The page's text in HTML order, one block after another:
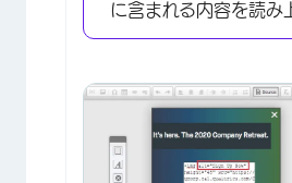
に含まれる内容を読み